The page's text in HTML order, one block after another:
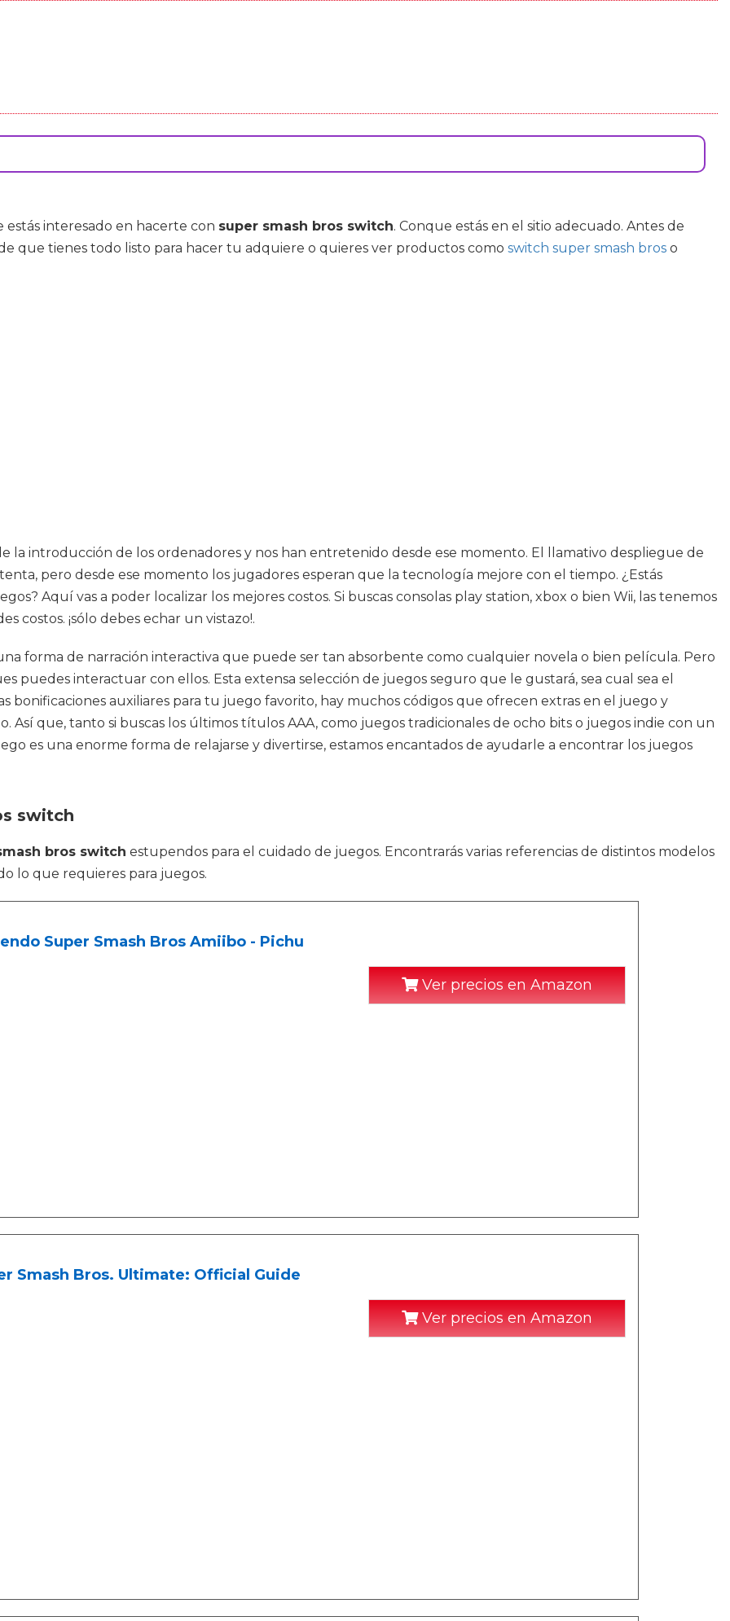
interesado en hacerte con super smash bros switch. Conque estás en el sitio adecuado. Antes de
que tienes todo listo para hacer tu adquiere o quieres ver productos como switch super smash bros o
la introducción de los ordenadores y nos han entretenido desde ese momento. El llamativo despliegue de
pero desde ese momento los jugadores esperan que la tecnología mejore con el tiempo. ¿Estás
Aquí vas a poder localizar los mejores costos. Si buscas consolas play station, xbox o bien Wii, las tenemos
costos. ¡sólo debes echar un vistazo!.
forma de narración interactiva que puede ser tan absorbente como cualquier novela o bien película. Pero
puedes interactuar con ellos. Esta extensa selección de juegos seguro que le gustará, sea cual sea el
bonificaciones auxiliares para tu juego favorito, hay muchos códigos que ofrecen extras en el juego y
Así que, tanto si buscas los últimos títulos AAA, como juegos tradicionales de ocho bits o juegos indie con un
es una enorme forma de relajarse y divertirse, estamos encantados de ayudarle a encontrar los juegos
switch
bros switch estupendos para el cuidado de juegos. Encontrarás varias referencias de distintos modelos
lo que requieres para juegos.
Super Smash Bros Amiibo - Pichu
Ver precios en Amazon
Smash Bros. Ultimate: Official Guide
Ver precios en Amazon